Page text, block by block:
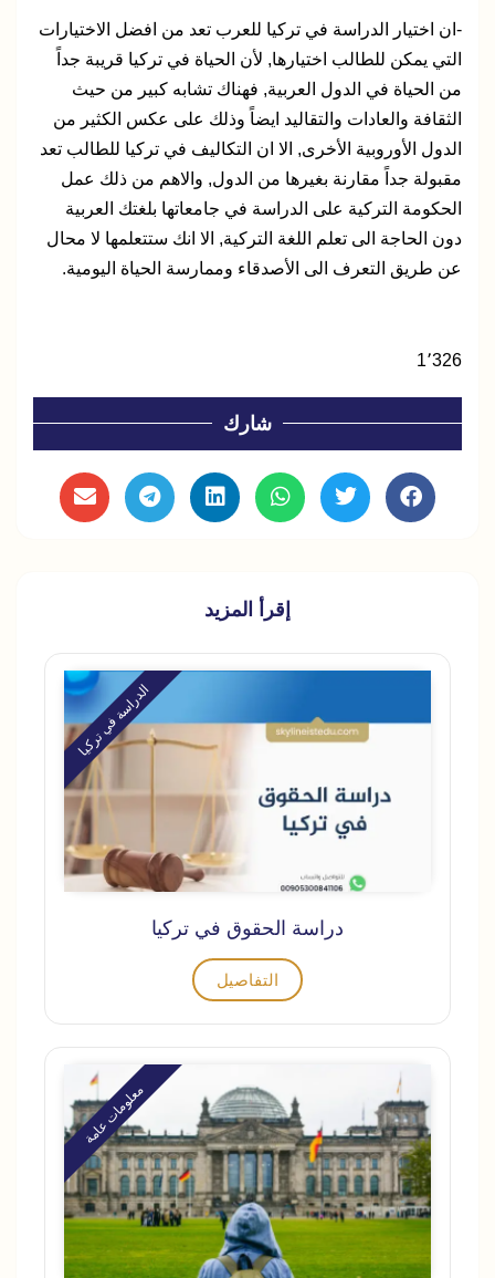
-ان اختيار الدراسة في تركيا للعرب تعد من افضل الاختيارات
التي يمكن للطالب اختيارها, لأن الحياة في تركيا قريبة جداً
من الحياة في الدول العربية, فهناك تشابه كبير من حيث
الثقافة والعادات والتقاليد ايضاً وذلك على عكس الكثير من
الدول الأوروبية الأخرى, الا ان التكاليف في تركيا للطالب تعد
مقبولة جداً مقارنة بغيرها من الدول, والاهم من ذلك عمل
الحكومة التركية على الدراسة في جامعاتها بلغتك العربية
دون الحاجة الى تعلم اللغة التركية, الا انك ستتعلمها لا محال
عن طريق التعرف الى الأصدقاء وممارسة الحياة اليومية.
1٬326
شارك
إقرأ المزيد
الدراسة في تركيا
دراسة الحقوق في تركيا
التفاصيل
معلومات عامة